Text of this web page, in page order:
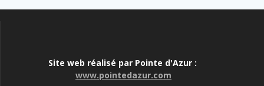
Site web réalisé par Pointe d'Azur :
www.pointedazur.com